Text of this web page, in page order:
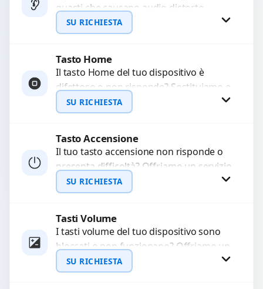
WhatsApp
guasti che causano audio distorto,
basso o assente. Utilizziamo ricambi di
alta qualità garantiti per 3...
SU RICHIESTA
Richiedi Preventivo
WhatsApp
Tasto Home
Il tasto Home del tuo dispositivo è
difettoso o non risponde? Sostituiamo o
ripariamo il modulo con componenti di
alta...
SU RICHIESTA
Richiedi Preventivo
WhatsApp
Tasto Accensione
Il tuo tasto accensione non risponde o
presenta difficoltà? Offriamo un servizio
professionale di riparazione o
sostituzione utilizzando componenti di...
SU RICHIESTA
Richiedi Preventivo
WhatsApp
Tasti Volume
I tasti volume del tuo dispositivo sono
bloccati o non funzionano? Offriamo un
servizio di riparazione o sostituzione
con ricambi...
SU RICHIESTA